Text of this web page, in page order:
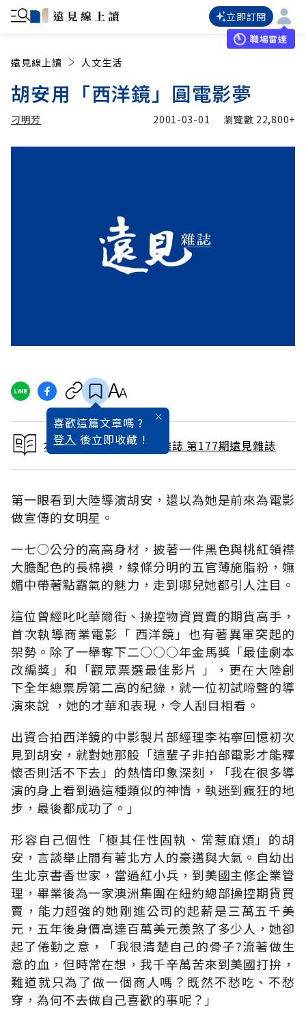
立即訂閱
職場雷達
遠見線上讀 人文生活
胡安用「西洋鏡」圓電影夢
刁明芳 2001-03-01 瀏覽數 22,800+
喜歡這篇文章嗎 ?
登入 後立即收藏 !
本文出自 2001 / 3月號雜誌 第177期遠見雜誌
第一眼看到大陸導演胡安，還以為她是前來為電影
做宣傳的女明星。
一七○公分的高高身材，披著一件黑色與桃紅領襟
大膽配色的長棉襖，線條分明的五官薄施脂粉，嫵
媚中帶著點霸氣的魅力，走到哪兒她都引人注目。
這位曾經叱叱華爾街、操控物資買賣的期貨高手，
首次執導商業電影「 西洋鏡」也有著異軍突起的
架勢。除了一舉奪下二○○○年金馬獎「最佳劇本
改編獎」和「觀眾票選最佳影片 」，更在大陸創
下全年總票房第二高的紀錄，就一位初試啼聲的導
演來說 ，她的才華和表現，令人刮目相看。
出資合拍西洋鏡的中影製片部經理李祐寧回憶初次
見到胡安，就對她那股「這輩子非拍部電影才能釋
懷否則活不下去」的熱情印象深刻，「我在很多導
演的身上看到過這種類似的神情，執迷到瘋狂的地
步，最後都成功了。」
形容自己個性「極其任性固執、常惹麻煩」的胡
安，言談舉止間有著北方人的豪邁與大氣。自幼出
生北京書香世家，當過紅小兵，到美國主修企業管
理，畢業後為一家澳洲集團在紐約總部操控期貨買
賣，能力超強的她剛進公司的起薪是三萬五千美
元，五年後身價高達百萬美元羨煞了多少人，她卻
起了倦勤之意，「我很清楚自己的骨子?流著做生
意的血，但時常在想，我千辛萬苦來到美國打拚，
難道就只為了做一個商人嗎？既然不愁吃、不愁
穿，為何不去做自己喜歡的事呢？」